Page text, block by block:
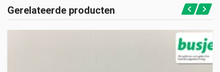
Gerelateerde producten